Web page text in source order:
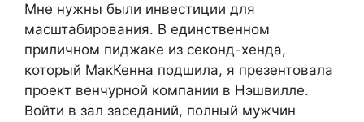
Мне нужны были инвестиции для
масштабирования. В единственном
приличном пиджаке из секонд-хенда,
который МакКенна подшила, я презентовала
проект венчурной компании в Нэшвилле.
Войти в зал заседаний, полный мужчин